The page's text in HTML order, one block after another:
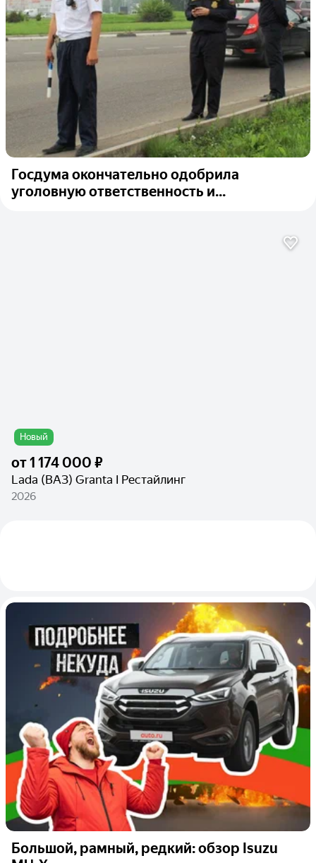
Госдума окончательно одобрила
уголовную ответственность и...
Новый
от1 174 000 ₽
Lada (ВАЗ) Granta I Рестайлинг
2026
Большой, рамный, редкий: обзор Isuzu